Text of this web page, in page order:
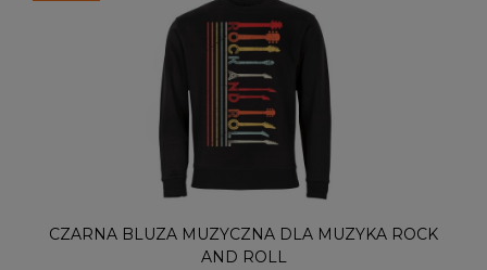
CZARNA BLUZA MUZYCZNA DLA MUZYKA ROCK
AND ROLL